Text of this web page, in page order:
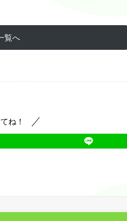
覧へ
ね！